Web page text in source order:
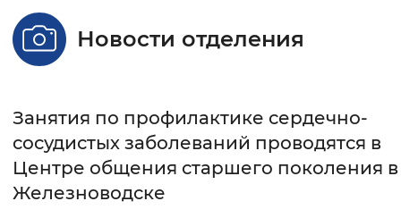
Стандартный Увеличенный
Без засечек
Интервал между буквами
Новости отделения
Занятия по профилактике сердечно-
сосудистых заболеваний проводятся в
Центре общения старшего поколения в
Железноводске